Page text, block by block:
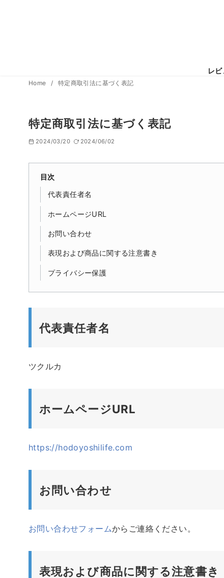
レ
Home 特定商取引法に基づく表記
特定商取引法に基づく表記
2024/03/20 2024/06/02
目次
代表責任者名
ホームページURL
お問い合わせ
表現および商品に関する注意書き
プライバシー保護
代表責任者名
ツクルカ
ホームページURL
https://hodoyoshilife.com
お問い合わせ
お問い合わせフォームからご連絡ください。
表現および商品に関する注意書き